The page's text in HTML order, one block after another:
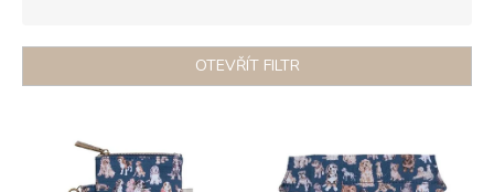
n
í
OTEVŘÍT FILTR